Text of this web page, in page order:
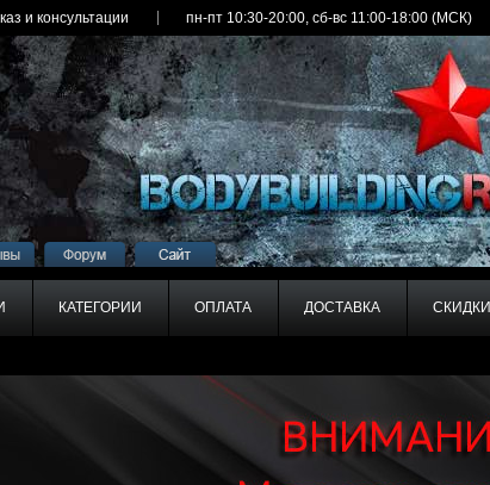
и консультации пн-пт 10:30-20:00, сб-вс 11:00-18:00 (МСК)
КАТЕГОРИИ ОПЛАТА ДОСТАВКА СКИДКИ